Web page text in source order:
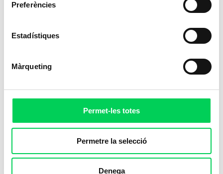
Preferències
Estadístiques
Màrqueting
Permet-les totes
Permetre la selecció
Denega
Segur que heu sentit alguna vegada algun